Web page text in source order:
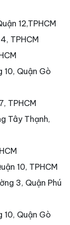
12,TPHCM
TPHCM
10, Quận Gò
TPHCM
Tây Thạnh,
10, TPHCM
3, Quận Phú
10, Quận Gò